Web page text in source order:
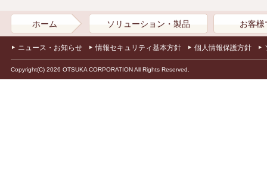
ホーム ソリューション・製品 お客様
ニュース・お知らせ 情報セキュリティ基本方針 個人情報保護方針
Copyright(C) 2026 OTSUKA CORPORATION All Rights Reserved.